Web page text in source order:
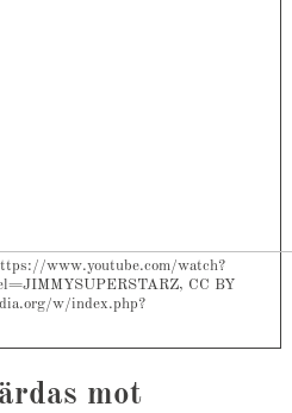
www.youtube.com/watch?
CC BY
w/index.php?
mot